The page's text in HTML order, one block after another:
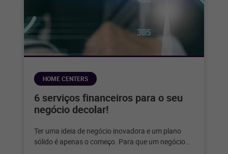
HOME CENTERS
6 serviços financeiros para o seu
negócio decolar!
Ter uma ideia de negócio inovadora e um plano
sólido é apenas o começo. Para que um negócio